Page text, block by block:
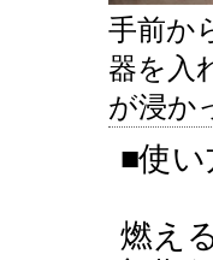
手前
器
が浸か
■使い
燃え